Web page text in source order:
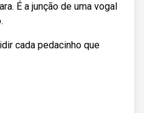
É a junção de uma vogal
cada pedacinho que